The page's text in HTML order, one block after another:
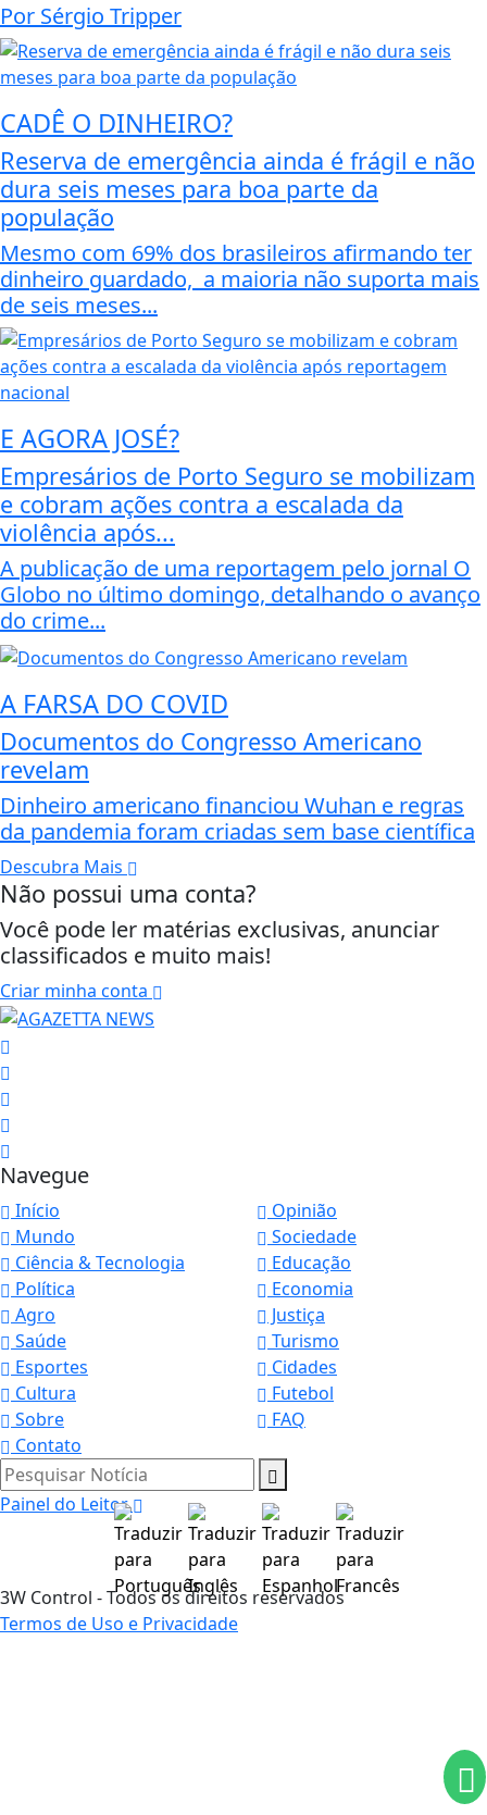
Por Sérgio Tripper
CADÊ O DINHEIRO?
Reserva de emergência ainda é frágil e não
dura seis meses para boa parte da
população
Mesmo com 69% dos brasileiros afirmando ter
dinheiro guardado, a maioria não suporta mais
de seis meses...
E AGORA JOSÉ?
Empresários de Porto Seguro se mobilizam
e cobram ações contra a escalada da
violência após...
A publicação de uma reportagem pelo jornal O
Globo no último domingo, detalhando o avanço
do crime...
A FARSA DO COVID
Documentos do Congresso Americano
revelam
Dinheiro americano financiou Wuhan e regras
da pandemia foram criadas sem base científica
Descubra Mais
Não possui uma conta?
Você pode ler matérias exclusivas, anunciar
classificados e muito mais!
Criar minha conta
Navegue
Início
Opinião
Mundo
Sociedade
Ciência & Tecnologia
Educação
Política
Economia
Agro
Justiça
Saúde
Turismo
Esportes
Cidades
Cultura
Futebol
Sobre
FAQ
Contato
Pesquisar Notícia
Painel do Leitor
3W Control - Todos os direitos reservados
Termos de Uso e Privacidade
Termos de Uso e Privacidade